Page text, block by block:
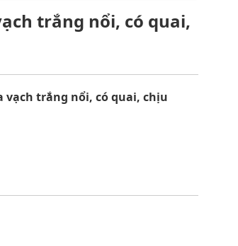
trắng nổi, có quai,
vạch trắng nổi, có quai, chịu